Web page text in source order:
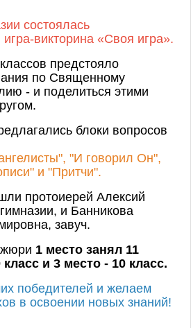
состоялась
игра-викторина «Своя игра».
предстояло
по Священному
- и поделиться этими
блоки вопросов
"И говорил Он",
и "Притчи".
протоиерей Алексий
и Банникова
завуч.
жюри 1 место занял 11
и 3 место - 10 класс.
победителей и желаем
в освоении новых знаний!